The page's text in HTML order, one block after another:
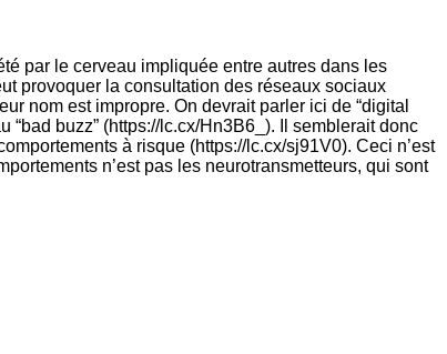
par le cerveau impliquée entre autres dans les
provoquer la consultation des réseaux sociaux
nom est impropre. On devrait parler ici de “digital
buzz” (https://lc.cx/Hn3B6_). Il semblerait donc
à risque (https://lc.cx/sj91V0). Ceci n’est
n’est pas les neurotransmetteurs, qui sont